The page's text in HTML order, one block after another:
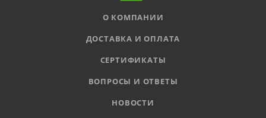
О КОМПАНИИ
ДОСТАВКА И ОПЛАТА
СЕРТИФИКАТЫ
ВОПРОСЫ И ОТВЕТЫ
НОВОСТИ